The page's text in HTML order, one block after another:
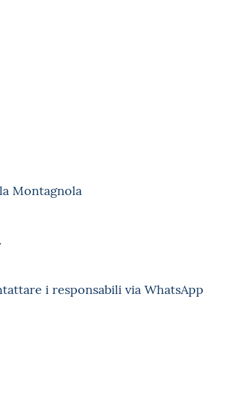
Montagnola
.
i responsabili via WhatsApp